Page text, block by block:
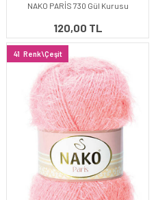
NAKO PARİS 730 Gül Kurusu
120,00 TL
41 Renk\Çeşit